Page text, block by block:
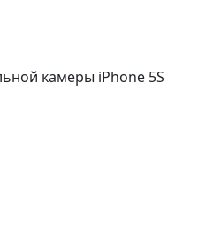
камеры iPhone 5S